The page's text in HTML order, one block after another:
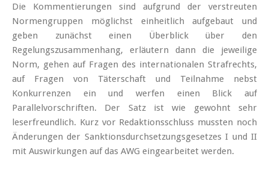
Die Kommentierungen sind aufgrund der verstreuten
Normengruppen möglichst einheitlich aufgebaut und
geben zunächst einen Überblick über den
Regelungszusammenhang, erläutern dann die jeweilige
Norm, gehen auf Fragen des internationalen Strafrechts,
auf Fragen von Täterschaft und Teilnahme nebst
Konkurrenzen ein und werfen einen Blick auf
Parallelvorschriften. Der Satz ist wie gewohnt sehr
leserfreundlich. Kurz vor Redaktionsschluss mussten noch
Änderungen der Sanktionsdurchsetzungsgesetzes I und II
mit Auswirkungen auf das AWG eingearbeitet werden.